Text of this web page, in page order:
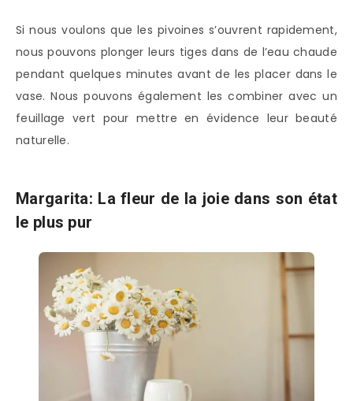
Si nous voulons que les pivoines s’ouvrent rapidement,
nous pouvons plonger leurs tiges dans de l’eau chaude
pendant quelques minutes avant de les placer dans le
vase. Nous pouvons également les combiner avec un
feuillage vert pour mettre en évidence leur beauté
naturelle.
Margarita: La fleur de la joie dans son état
le plus pur